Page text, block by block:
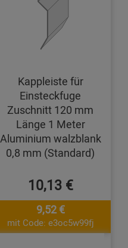
Kappleiste für
Einsteckfuge
Zuschnitt 120 mm
Länge 1 Meter
Aluminium walzblank
0,8 mm (Standard)
10,13 €
9,52 €
mit Code: e3oc5w99fj